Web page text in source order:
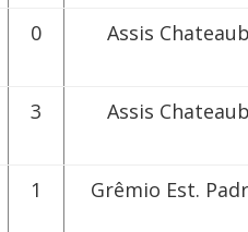
0 Assis
3 Assis
1 Grêmio Est.